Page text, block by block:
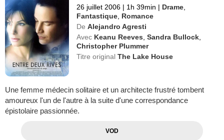
26 juillet 2006 | 1h 39min | Drame
Fantastique Romance
De Alejandro Agresti
Avec Keanu Reeves ,Sandra Bullock
Christopher Plummer
Titre originalThe Lake House
Une femme médecin solitaire et un architecte frustré tombent
amoureux l'un de l'autre à la suite d'une correspondance
épistolaire passionnée.
VOD